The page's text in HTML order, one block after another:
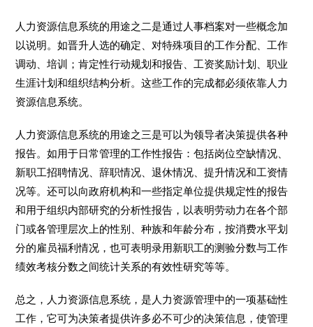
人力资源信息系统的用途之二是通过人事档案对一些概念加
以说明。如晋升人选的确定、对特殊项目的工作分配、工作
调动、培训；肯定性行动规划和报告、工资奖励计划、职业
生涯计划和组织结构分析。这些工作的完成都必须依靠人力
资源信息系统。
人力资源信息系统的用途之三是可以为领导者决策提供各种
报告。如用于日常管理的工作性报告：包括岗位空缺情况、
新职工招聘情况、辞职情况、退休情况、提升情况和工资情
况等。还可以向政府机构和一些指定单位提供规定性的报告
和用于组织内部研究的分析性报告，以表明劳动力在各个部
门或各管理层次上的性别、种族和年龄分布，按消费水平划
分的雇员福利情况，也可表明录用新职工的测验分数与工作
绩效考核分数之间统计关系的有效性研究等等。
总之，人力资源信息系统，是人力资源管理中的一项基础性
工作，它可为决策者提供许多必不可少的决策信息，使管理